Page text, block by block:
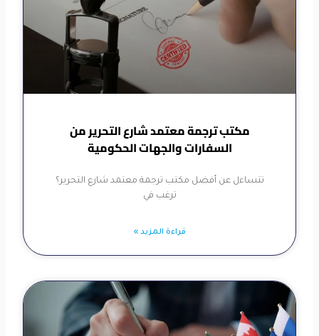
مكتب ترجمة معتمد شارع التحرير من
السفارات والجهات الحكومية
تتساءل عن أفضل مكتب ترجمة معتمد شارع التحرير؟
ترغب في
قراءة المزيد »